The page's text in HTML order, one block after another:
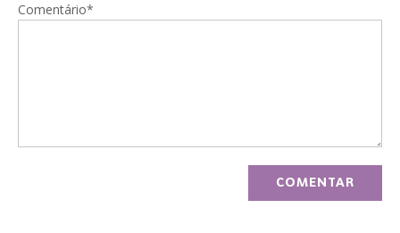
Comentário*